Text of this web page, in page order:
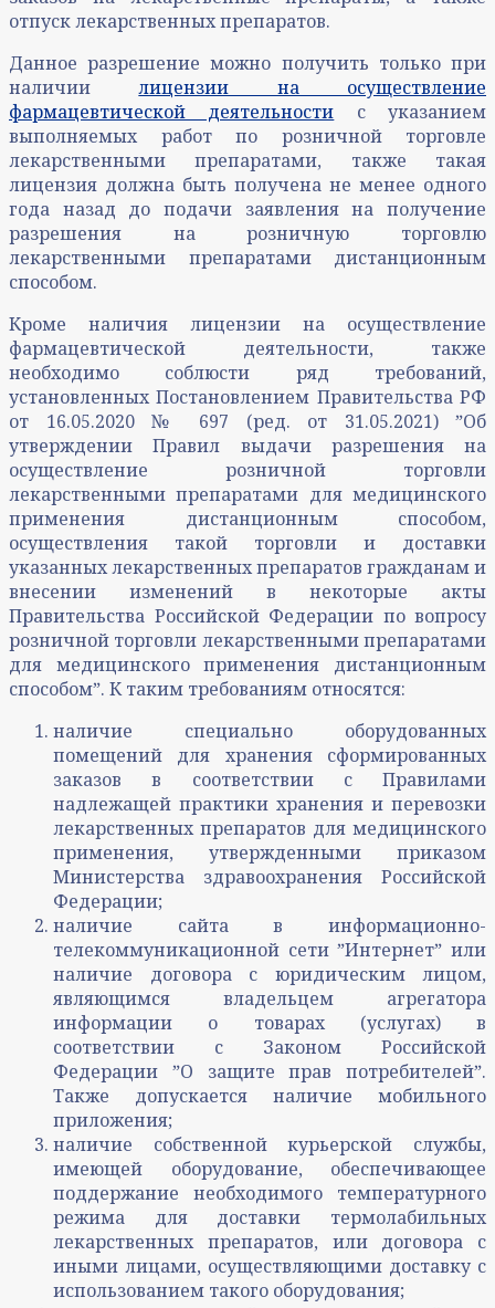
отпуск лекарственных препаратов.
Данное разрешение можно получить только при
наличиилицензии на осуществление
фармацевтической деятельности с указанием
выполняемых работ по розничной торговле
лекарственными препаратами, также такая
лицензия должна быть получена не менее одного
года назад до подачи заявления на получение
разрешения на розничную торговлю
лекарственными препаратами дистанционным
способом.
Кроме наличия лицензии на осуществление
фармацевтической деятельности, также
необходимо соблюсти ряд требований,
установленных Постановлением Правительства РФ
от 16.05.2020 № 697 (ред. от 31.05.2021) ˮОб
утверждении Правил выдачи разрешения на
осуществление розничной торговли
лекарственными препаратами для медицинского
применения дистанционным способом,
осуществления такой торговли и доставки
указанных лекарственных препаратов гражданам и
внесении изменений в некоторые акты
Правительства Российской Федерации по вопросу
розничной торговли лекарственными препаратами
для медицинского применения дистанционным
способомˮ. К таким требованиям относятся:
наличие специально оборудованных
помещений для хранения сформированных
заказов в соответствии с Правилами
надлежащей практики хранения и перевозки
лекарственных препаратов для медицинского
применения, утвержденными приказом
Министерства здравоохранения Российской
Федерации;
наличие сайта в информационно-
телекоммуникационной сети ˮИнтернетˮ или
наличие договора с юридическим лицом,
являющимся владельцем агрегатора
информации о товарах (услугах) в
соответствии с Законом Российской
Федерации ˮО защите прав потребителейˮ.
Также допускается наличие мобильного
приложения;
наличие собственной курьерской службы,
имеющей оборудование, обеспечивающее
поддержание необходимого температурного
режима для доставки термолабильных
лекарственных препаратов, или договора с
иными лицами, осуществляющими доставку с
использованием такого оборудования;